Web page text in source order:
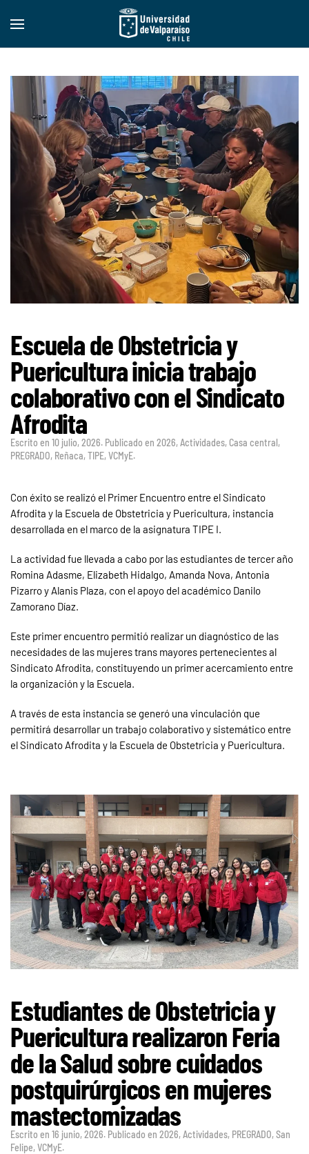
Escuela de Obstetricia y
Puericultura inicia trabajo
colaborativo con el Sindicato
Afrodita
Escrito en 10 julio, 2026. Publicado en 2026,Actividades,Casa central,
PREGRADO, Reñaca,TIPE,VCMyE.
Con éxito se realizó el Primer Encuentro entre el Sindicato
Afrodita y la Escuela de Obstetricia y Puericultura, instancia
desarrollada en el marco de la asignatura TIPE I.
La actividad fue llevada a cabo por las estudiantes de tercer año
Romina Adasme, Elizabeth Hidalgo, Amanda Nova, Antonia
Pizarro y Alanis Plaza, con el apoyo del académico Danilo
Zamorano Díaz.
Este primer encuentro permitió realizar un diagnóstico de las
necesidades de las mujeres trans mayores pertenecientes al
Sindicato Afrodita, constituyendo un primer acercamiento entre
la organización y la Escuela.
A través de esta instancia se generó una vinculación que
permitirá desarrollar un trabajo colaborativo y sistemático entre
el Sindicato Afrodita y la Escuela de Obstetricia y Puericultura.
Estudiantes de Obstetricia y
Puericultura realizaron Feria
de la Salud sobre cuidados
postquirúrgicos en mujeres
mastectomizadas
Escrito en 16 junio, 2026. Publicado en 2026,Actividades, PREGRADO,San
Felipe,VCMyE.